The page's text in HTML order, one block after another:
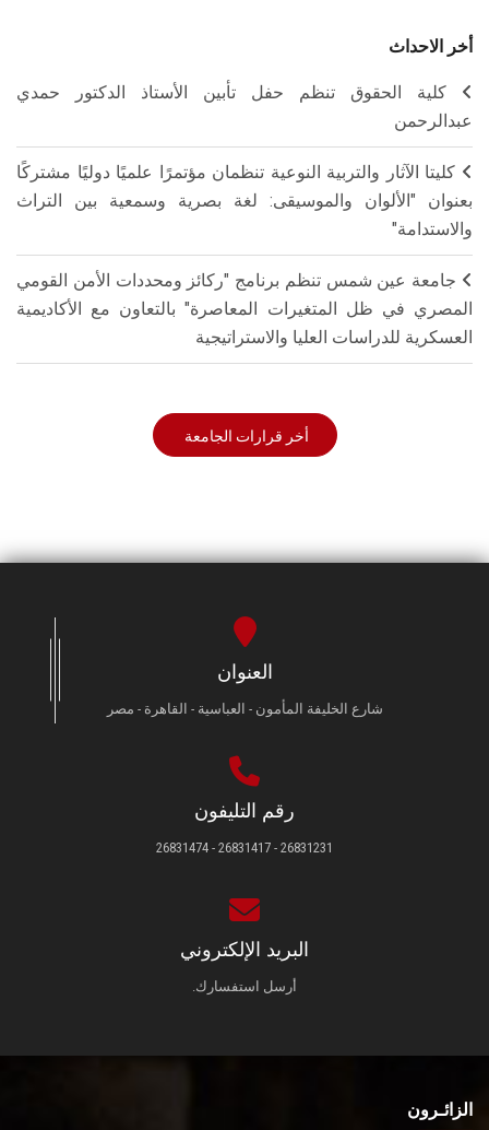
أخر الاحداث
كلية الحقوق تنظم حفل تأبين الأستاذ الدكتور حمدي
عبدالرحمن
كليتا الآثار والتربية النوعية تنظمان مؤتمرًا علميًا دوليًا مشتركًا
بعنوان "الألوان والموسيقى: لغة بصرية وسمعية بين التراث
والاستدامة"
جامعة عين شمس تنظم برنامج "ركائز ومحددات الأمن القومي
المصري في ظل المتغيرات المعاصرة" بالتعاون مع الأكاديمية
العسكرية للدراسات العليا والاستراتيجية
أخر قرارات الجامعة
العنوان
شارع الخليفة المأمون - العباسية - القاهرة - مصر
رقم التليفون
26831231 - 26831417 - 26831474
البريد الإلكتروني
أرسل استفسارك.
الزائـرون